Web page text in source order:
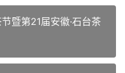
暨第21届安徽·石台茶